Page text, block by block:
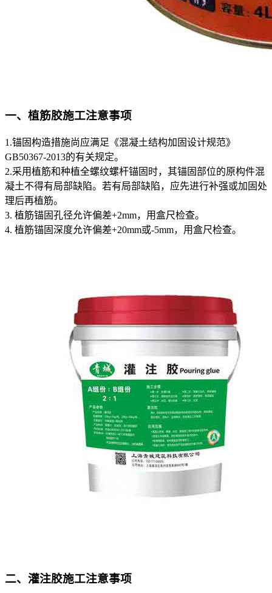
一、植筋胶施工注意事项
1.锚固构造措施尚应满足《混凝土结构加固设计规范》
GB50367-2013的有关规定。
2.采用植筋和种植全螺纹螺杆锚固时，其锚固部位的原构件混
凝土不得有局部缺陷。若有局部缺陷，应先进行补强或加固处
理后再植筋。
3. 植筋锚固孔径允许偏差+2mm，用盒尺检查。
4. 植筋锚固深度允许偏差+20mm或-5mm，用盒尺检查。
二、灌注胶施工注意事项